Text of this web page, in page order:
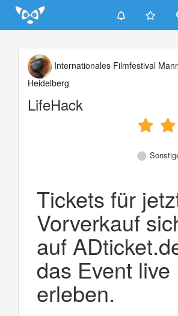
Update cookies preferences
Internationales Filmfestival
Heidelberg
LifeHack
Tickets für
Vorverkauf
auf
das Event live
erleben.